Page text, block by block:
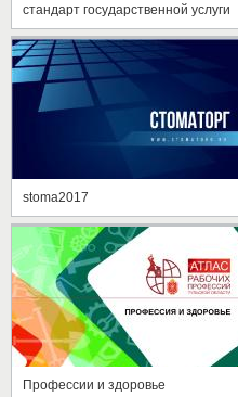
стандарт государственной услуги
stoma2017
Профессии и здоровье